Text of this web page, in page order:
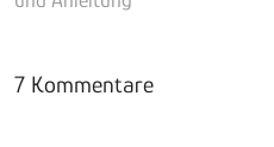
7 Kommentare